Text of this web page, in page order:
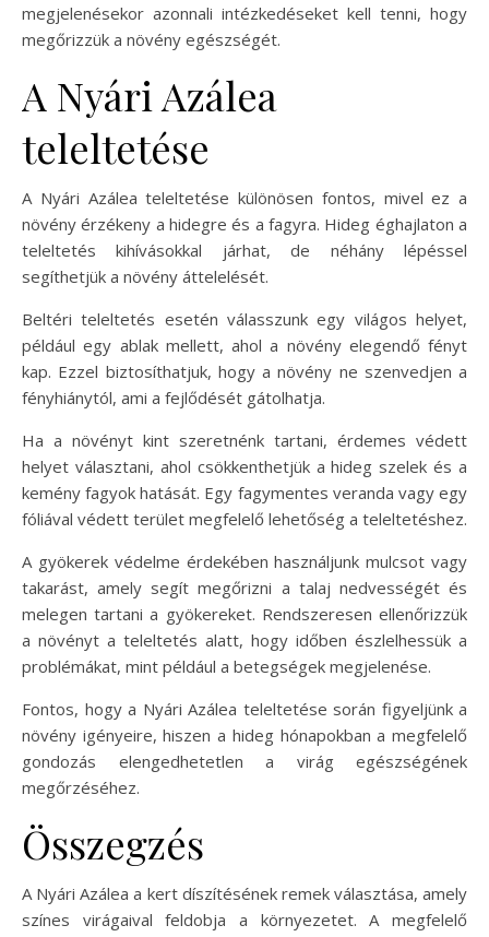
megjelenésekor azonnali intézkedéseket kell tenni, hogy
megőrizzük a növény egészségét.
A Nyári Azálea
teleltetése
A Nyári Azálea teleltetése különösen fontos, mivel ez a
növény érzékeny a hidegre és a fagyra. Hideg éghajlaton a
teleltetés kihívásokkal járhat, de néhány lépéssel
segíthetjük a növény áttelelését.
Beltéri teleltetés esetén válasszunk egy világos helyet,
például egy ablak mellett, ahol a növény elegendő fényt
kap. Ezzel biztosíthatjuk, hogy a növény ne szenvedjen a
fényhiánytól, ami a fejlődését gátolhatja.
Ha a növényt kint szeretnénk tartani, érdemes védett
helyet választani, ahol csökkenthetjük a hideg szelek és a
kemény fagyok hatását. Egy fagymentes veranda vagy egy
fóliával védett terület megfelelő lehetőség a teleltetéshez.
A gyökerek védelme érdekében használjunk mulcsot vagy
takarást, amely segít megőrizni a talaj nedvességét és
melegen tartani a gyökereket. Rendszeresen ellenőrizzük
a növényt a teleltetés alatt, hogy időben észlelhessük a
problémákat, mint például a betegségek megjelenése.
Fontos, hogy a Nyári Azálea teleltetése során figyeljünk a
növény igényeire, hiszen a hideg hónapokban a megfelelő
gondozás elengedhetetlen a virág egészségének
megőrzéséhez.
Összegzés
A Nyári Azálea a kert díszítésének remek választása, amely
színes virágaival feldobja a környezetet. A megfelelő